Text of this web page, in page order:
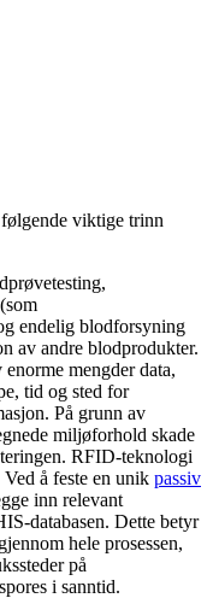
viktige trinn
endelig blodforsyning
av andre blodprodukter.
mengder data,
tid og sted for
På grunn av
miljøforhold skade
RFID-teknologi
å feste en unik passiv
inn relevant
databasen. Dette betyr
hele prosessen,
på
i sanntid.